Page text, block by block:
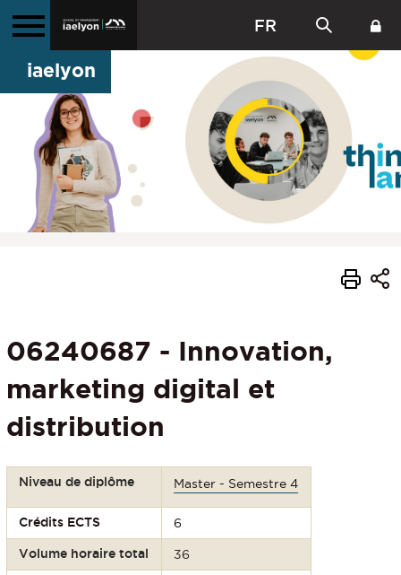
FR
iaelyon
06240687 - Innovation,
marketing digital et
distribution
Niveau de diplôme Master - Semestre 4
Crédits ECTS 6
Volume horaire total 36